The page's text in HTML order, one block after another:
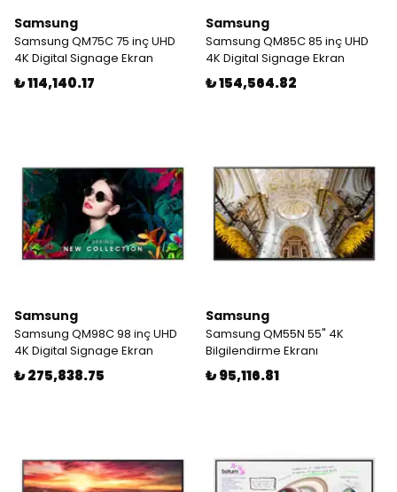
Samsung
Samsung QM75C 75 inç UHD
4K Digital Signage Ekran
₺ 114,140.17
Samsung
Samsung QM85C 85 inç UHD
4K Digital Signage Ekran
₺ 154,564.82
Samsung
Samsung QM98C 98 inç UHD
4K Digital Signage Ekran
₺ 275,838.75
Samsung
Samsung QM55N 55" 4K
Bilgilendirme Ekranı
₺ 95,116.81